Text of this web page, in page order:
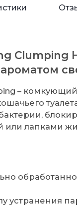
–
или лапками
устранения